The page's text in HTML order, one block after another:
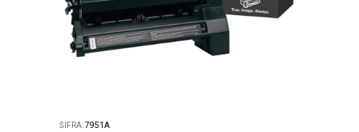
ŠIFRA:7951A